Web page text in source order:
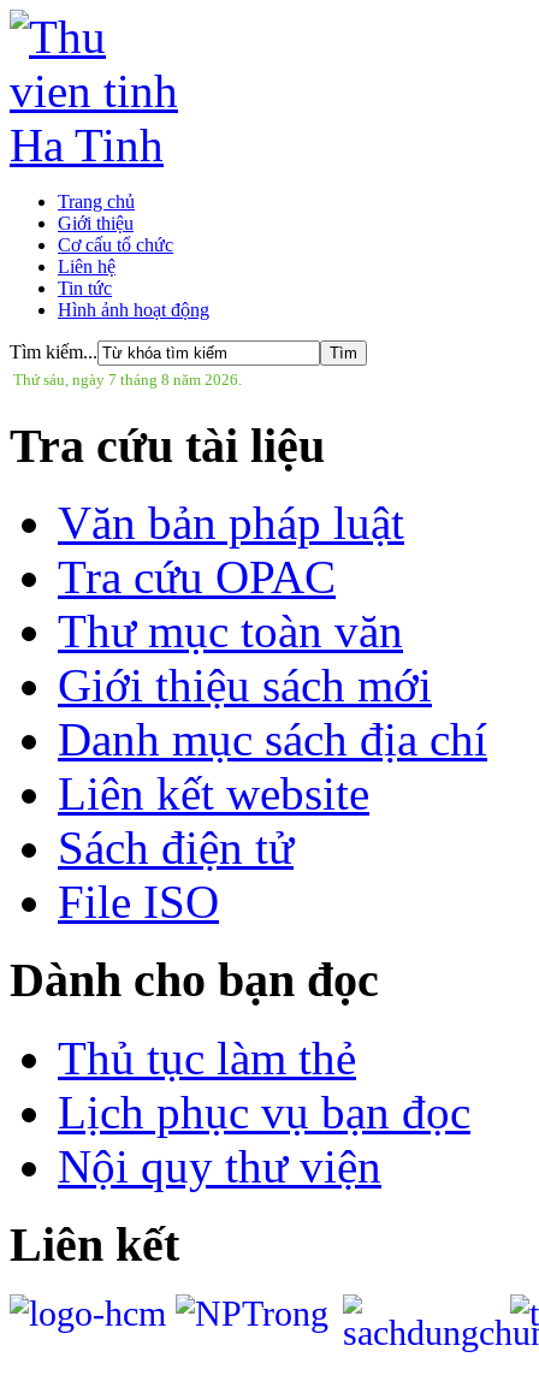
Trang chủ
Giới thiệu
Cơ cấu tổ chức
Liên hệ
Tin tức
Hình ảnh hoạt động
Tìm kiếm...
Thứ sáu, ngày 7 tháng 8 năm 2026.
Tra cứu tài liệu
Văn bản pháp luật
Tra cứu OPAC
Thư mục toàn văn
Giới thiệu sách mới
Danh mục sách địa chí
Liên kết website
Sách điện tử
File ISO
Dành cho bạn đọc
Thủ tục làm thẻ
Lịch phục vụ bạn đọc
Nội quy thư viện
Liên kết